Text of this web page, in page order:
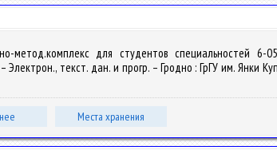
метод.комплекс для студентов специальностей 6-
Электрон., текст. дан. и прогр. – Гродно : ГрГУ им.
Места хранения